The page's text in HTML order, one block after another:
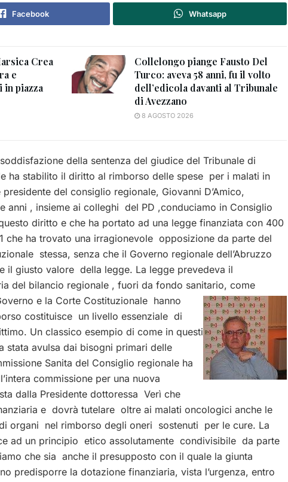
Facebook Whatsapp
Crea
e
piazza
Collelongo piange Fausto Del
Turco: aveva 58 anni, fu il volto
dell’edicola davanti al Tribunale
di Avezzano
8 AGOSTO 2026
della sentenza del giudice del Tribunale di
ha stabilito il diritto al rimborso delle spese per i malati in
del consiglio regionale, Giovanni D’Amico,
anni , insieme ai colleghi del PD ,conduciamo in Consiglio
diritto e che ha portato ad una legge finanziata con 400
che ha trovato una irragionevole opposizione da parte del
stessa, senza che il Governo regionale dell’Abruzzo
il giusto valore della legge. La legge prevedeva il
del bilancio regionale , fuori da fondo sanitario, come
e la Corte Costituzionale hanno
costituisce un livello essenziale di
Un classico esempio di come in questi
stata avulsa dai bisogni primari delle
Sanita del Consiglio regionale ha
commissione per una nuova
dalla Presidente dottoressa Verì che
e dovrà tutelare oltre ai malati oncologici anche le
organi nel rimborso degli oneri sostenuti per le cure. La
ad un principio etico assolutamente condivisibile da parte
che sia anche il presupposto con il quale la giunta
predisporre la dotazione finanziaria, vista l’urgenza, entro